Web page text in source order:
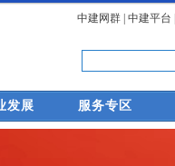
中建网群 中建平台
发展 服务专区